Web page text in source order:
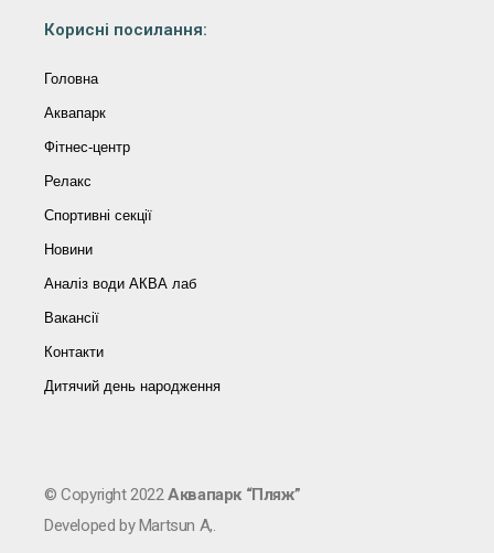
Корисні посилання:
Головна
Аквапарк
Фітнес-центр
Релакс
Спортивні секції
Новини
Аналіз води АКВА лаб​
Вакансії
Контакти
Дитячий день народження
© Copyright 2022Аквапарк “Пляж”
Developed by Martsun A,.